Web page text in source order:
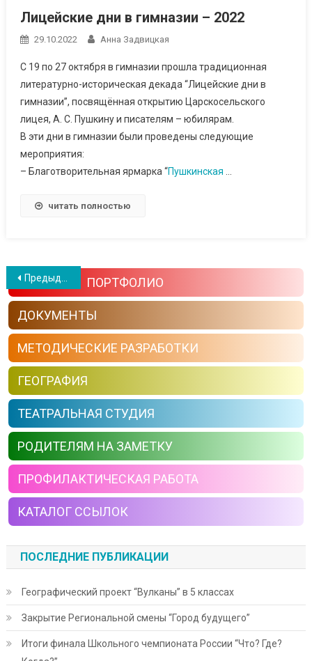
Лицейские дни в гимназии – 2022
29.10.2022 Анна Задвицкая
С 19 по 27 октября в гимназии прошла традиционная
литературно-историческая декада “Лицейские дни в
гимназии”, посвящённая открытию Царскосельского
лицея, А. С. Пушкину и писателям – юбилярам.
В эти дни в гимназии были проведены следующие
мероприятия:
– Благотворительная ярмарка “Пушкинская …
читать полностью
Навигация по записям
Предыдущие записи ПОРТФОЛИО
ДОКУМЕНТЫ
МЕТОДИЧЕСКИЕ РАЗРАБОТКИ
ГЕОГРАФИЯ
ТЕАТРАЛЬНАЯ СТУДИЯ
РОДИТЕЛЯМ НА ЗАМЕТКУ
ПРОФИЛАКТИЧЕСКАЯ РАБОТА
КАТАЛОГ ССЫЛОК
ПОСЛЕДНИЕ ПУБЛИКАЦИИ
Географический проект “Вулканы” в 5 классах
Закрытие Региональной смены “Город будущего”
Итоги финала Школьного чемпионата России “Что? Где?